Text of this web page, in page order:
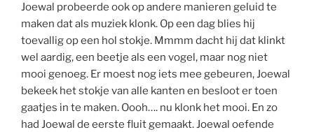
Joewal probeerde ook op andere manieren geluid te
maken dat als muziek klonk. Op een dag blies hij
toevallig op een hol stokje. Mmmm dacht hij dat klinkt
wel aardig, een beetje als een vogel, maar nog niet
mooi genoeg. Er moest nog iets mee gebeuren, Joewal
bekeek het stokje van alle kanten en besloot er toen
gaatjes in te maken. Oooh…. nu klonk het mooi. En zo
had Joewal de eerste fluit gemaakt. Joewal oefende